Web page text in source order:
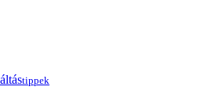
tippek